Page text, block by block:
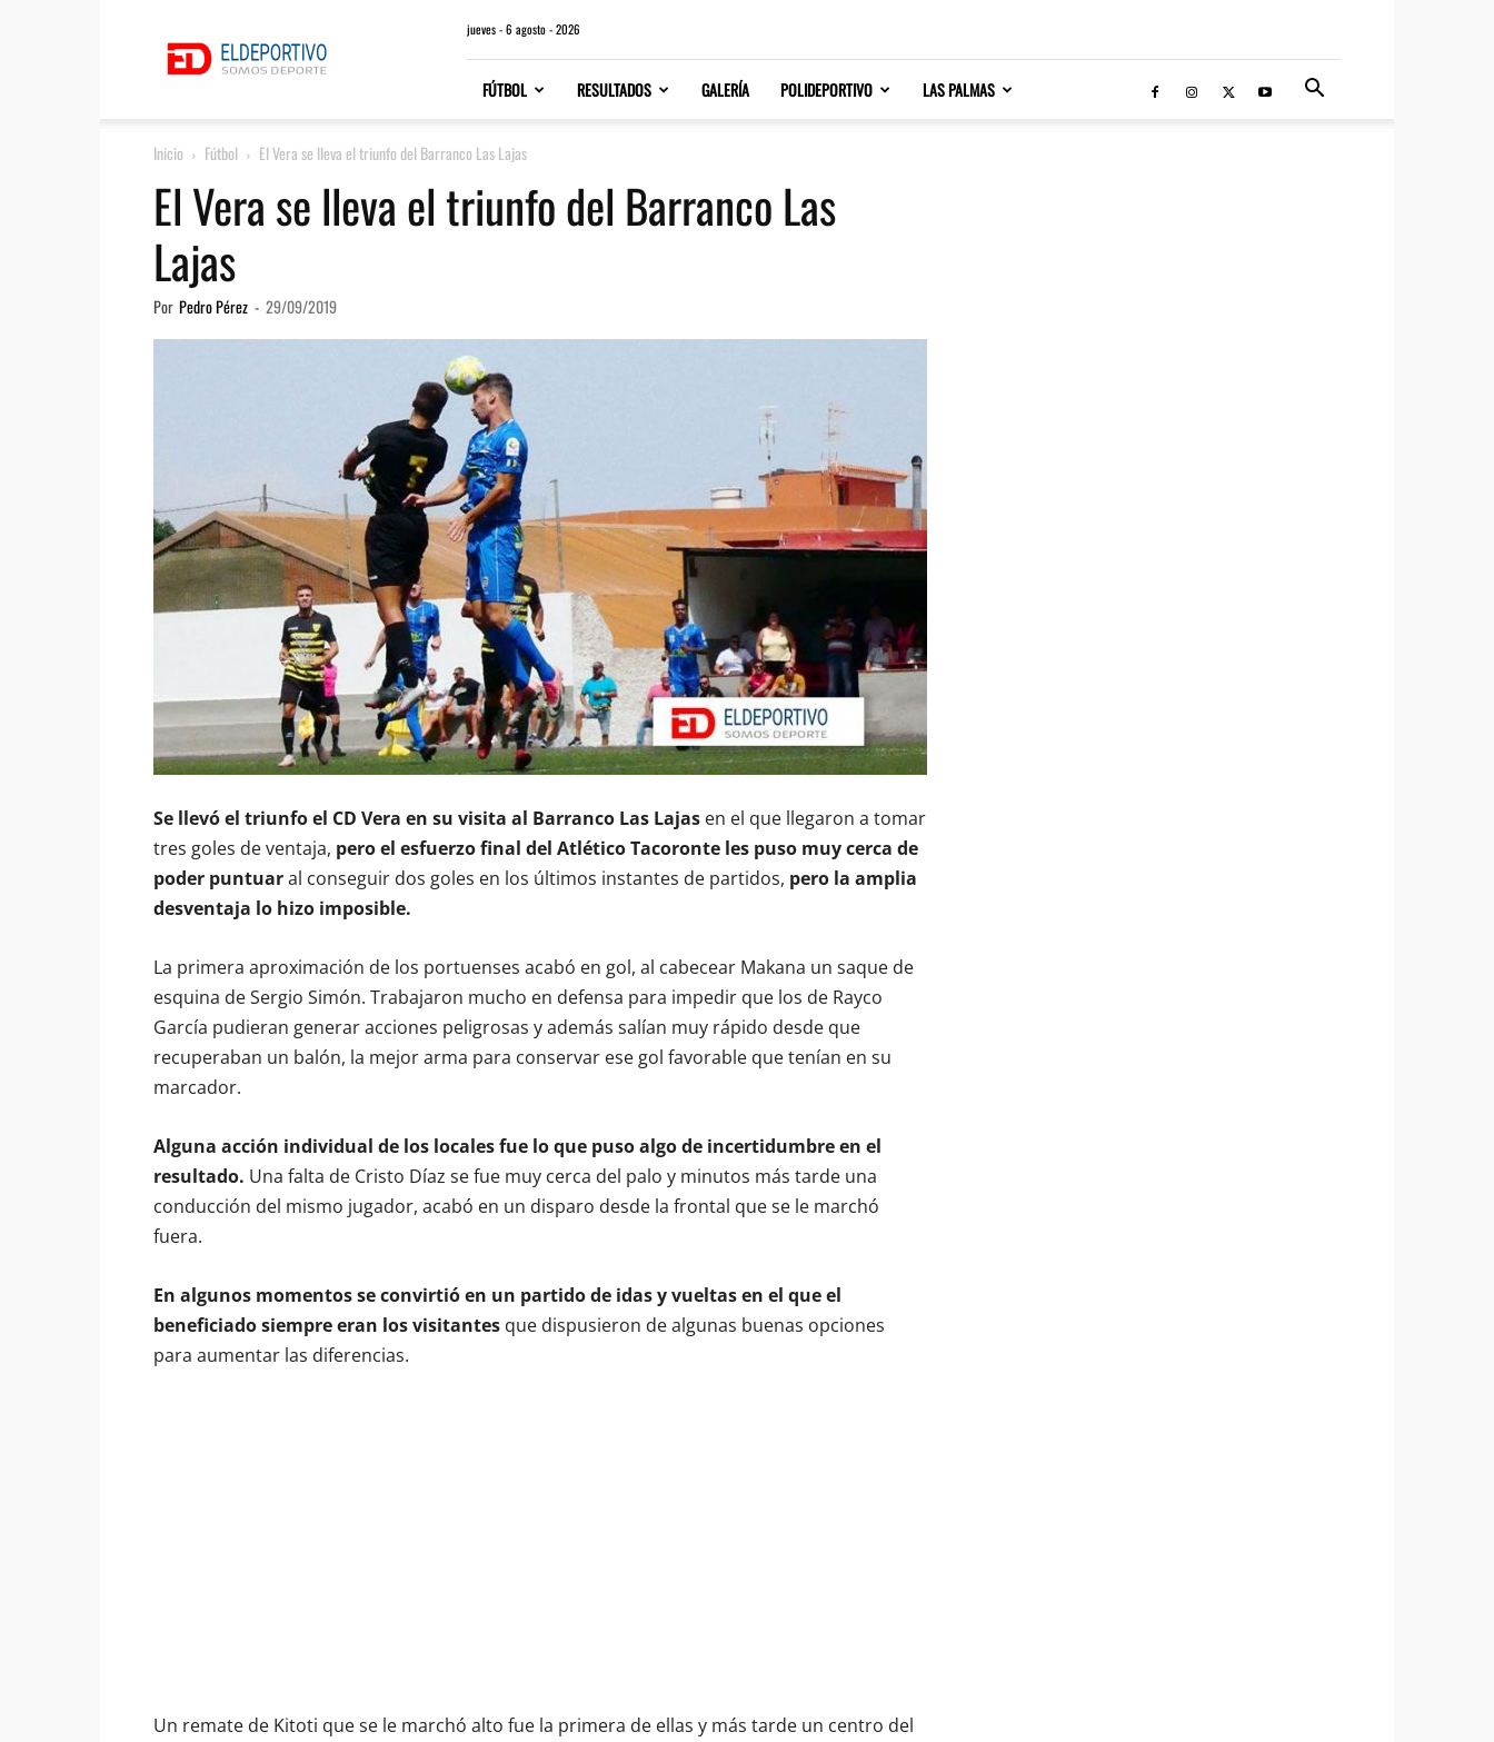
jueves - 6 agosto - 2026
FÚTBOL RESULTADOS GALERÍA POLIDEPORTIVO LAS PALMAS
Inicio Fútbol El Vera se lleva el triunfo del Barranco Las Lajas
El Vera se lleva el triunfo del Barranco Las
Lajas
Por Pedro Pérez - 29/09/2019
Se llevó el triunfo el CD Vera en su visita al Barranco Las Lajas en el que llegaron a tomar
tres goles de ventaja, pero el esfuerzo final del Atlético Tacoronte les puso muy cerca de
poder puntuaral conseguir dos goles en los últimos instantes de partidos, pero la amplia
desventaja lo hizo imposible.
La primera aproximación de los portuenses acabó en gol, al cabecear Makana un saque de
esquina de Sergio Simón. Trabajaron mucho en defensa para impedir que los de Rayco
García pudieran generar acciones peligrosas y además salían muy rápido desde que
recuperaban un balón, la mejor arma para conservar ese gol favorable que tenían en su
marcador.
Alguna acción individual de los locales fue lo que puso algo de incertidumbre en el
resultado. Una falta de Cristo Díaz se fue muy cerca del palo y minutos más tarde una
conducción del mismo jugador, acabó en un disparo desde la frontal que se le marchó
fuera.
En algunos momentos se convirtió en un partido de idas y vueltas en el que el
beneficiado siempre eran los visitantes que dispusieron de algunas buenas opciones
para aumentar las diferencias.
Un remate de Kitoti que se le marchó alto fue la primera de ellas y más tarde un centro del